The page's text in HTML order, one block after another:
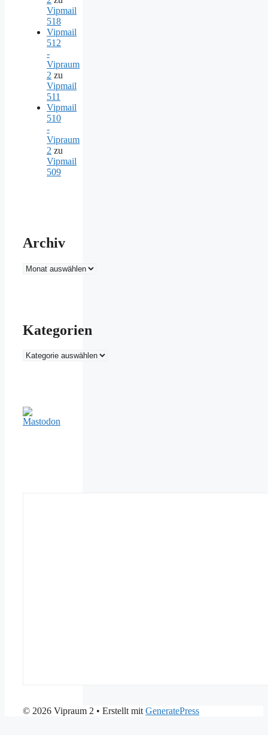
Vipmail
518
Vipmail
512
-
Vipraum
2 zu
Vipmail
511
Vipmail
510
-
Vipraum
2 zu
Vipmail
509
Archiv
Archiv
Kategorien
Kategorien
© 2026 Vipraum 2 • Erstellt mitGeneratePress